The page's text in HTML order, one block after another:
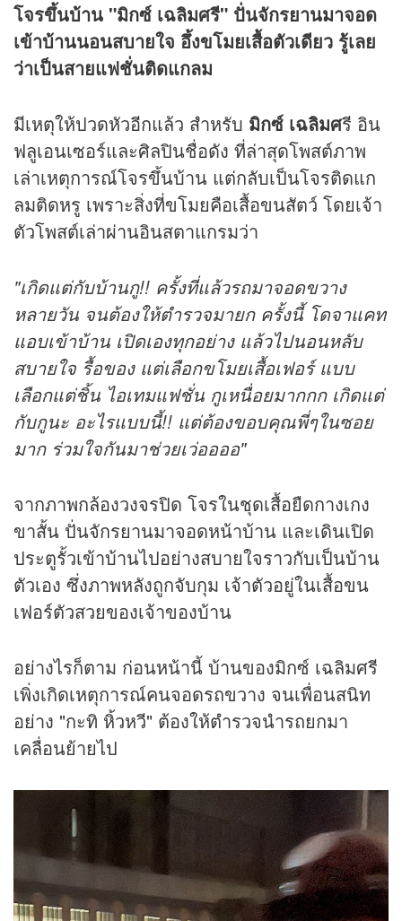
โจรขึ้นบ้าน "มิกซ์ เฉลิมศรี" ปั่นจักรยานมาจอด
เข้าบ้านนอนสบายใจ อึ้งขโมยเสื้อตัวเดียว รู้เลย
ว่าเป็นสายแฟชั่นติดแกลม
มีเหตุให้ปวดหัวอีกแล้ว สำหรับ มิกซ์ เฉลิมศรี อิน
ฟลูเอนเซอร์และศิลปินชื่อดัง ที่ล่าสุดโพสต์ภาพ
เล่าเหตุการณ์โจรขึ้นบ้าน แต่กลับเป็นโจรติดแก
ลมติดหรู เพราะสิ่งที่ขโมยคือเสื้อขนสัตว์ โดยเจ้า
ตัวโพสต์เล่าผ่านอินสตาแกรมว่า
"เกิดแต่กับบ้านกู!! ครั้งที่แล้วรถมาจอดขวาง
หลายวัน จนต้องให้ตำรวจมายก ครั้งนี้ โดจาแคท
แอบเข้าบ้าน เปิดเองทุกอย่าง แล้วไปนอนหลับ
สบายใจ รื้อของ แต่เลือกขโมยเสื้อเฟอร์ แบบ
เลือกแต่ชิ้น ไอเทมแฟชั่น กูเหนื่อยมากกก เกิดแต่
กับกูนะ อะไรแบบนี้!! แต่ต้องขอบคุณพี่ๆในซอย
มาก ร่วมใจกันมาช่วยเว่ออออ"
จากภาพกล้องวงจรปิด โจรในชุดเสื้อยืดกางเกง
ขาสั้น ปั่นจักรยานมาจอดหน้าบ้าน และเดินเปิด
ประตูรั้วเข้าบ้านไปอย่างสบายใจราวกับเป็นบ้าน
ตัวเอง ซึ่งภาพหลังถูกจับกุม เจ้าตัวอยู่ในเสื้อขน
เฟอร์ตัวสวยของเจ้าของบ้าน
อย่างไรก็ตาม ก่อนหน้านี้ บ้านของมิกซ์ เฉลิมศรี
เพิ่งเกิดเหตุการณ์คนจอดรถขวาง จนเพื่อนสนิท
อย่าง "กะทิ หิ้วหวี" ต้องให้ตำรวจนำรถยกมา
เคลื่อนย้ายไป